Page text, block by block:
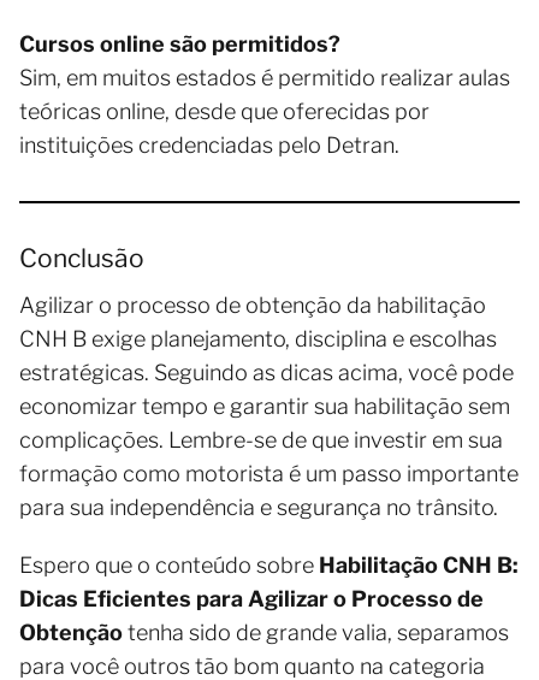
Cursos online são permitidos?
Sim, em muitos estados é permitido realizar aulas
teóricas online, desde que oferecidas por
instituições credenciadas pelo Detran.
Conclusão
Agilizar o processo de obtenção da habilitação
CNH B exige planejamento, disciplina e escolhas
estratégicas. Seguindo as dicas acima, você pode
economizar tempo e garantir sua habilitação sem
complicações. Lembre-se de que investir em sua
formação como motorista é um passo importante
para sua independência e segurança no trânsito.
Espero que o conteúdo sobre Habilitação CNH B:
Dicas Eficientes para Agilizar o Processo de
Obtençãotenha sido de grande valia, separamos
para você outros tão bom quanto na categoria